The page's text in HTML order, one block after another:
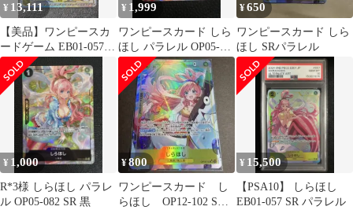
¥ 13,111
【美品】ワンピースカ
ードゲーム EB01-057
しらほし SR SP パラレ
ル
¥ 1,999
ワンピースカード しら
ほし パラレル OP05-
082 おまけ付き
¥650
ワンピースカード しら
ほし SRパラレル
¥ 1,000
R*3様 しらほし パラレ
ル OP05-082 SR 黒
¥800
ワンピースカード し
らほし OP12-102 SR
¥ 15,500
【PSA10】 しらほし
EB01-057 SR パラレル